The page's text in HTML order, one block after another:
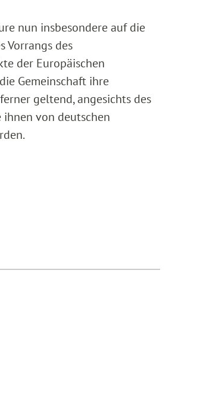
nun insbesondere auf die
Vorrangs des
der Europäischen
Gemeinschaft ihre
geltend, angesichts des
ihnen von deutschen